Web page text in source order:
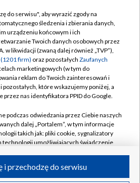
TVP
Cyfrowa
Regulamin TVP
prywatności
Moje zgody
Pomoc
Kontakt
Kanały
do serwisu", aby wyrazić zgody na
śledzenia i zbierania danych,
urządzeniu końcowym i ich
Twoich danych osobowych przez
w likwidacji (zwaną dalej również „TVP”),
firm) oraz pozostałych Zaufanych
marketingowych (w tym do
reklam do Twoich zainteresowań i
które wskazujemy poniżej, a
przez nas identyfikatora PPID do Google.
podczas odwiedzania przez Ciebie naszych
dalej „Portalem”, w tym informacje
takich jak: pliki cookie, sygnalizatory
technologii umożliwiających świadczenie
i przechodzę do serwisu